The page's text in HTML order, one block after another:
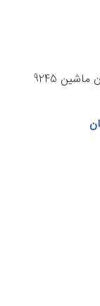
9245